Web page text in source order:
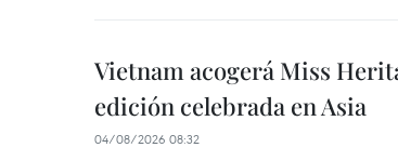
Vietnam acogerá Miss
edición celebrada en Asia
04/08/2026 08:32